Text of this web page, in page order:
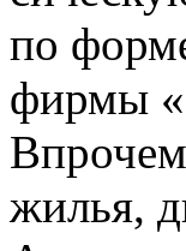
по
фирмы
жилья,